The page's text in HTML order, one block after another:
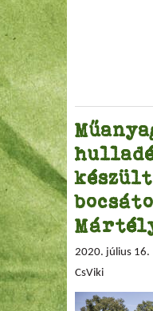
2020. július 16.
CsViki